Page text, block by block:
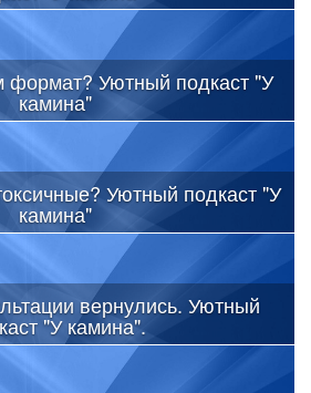
Уютный подкаст "У
камина"
Уютный подкаст "У
камина"
вернулись. Уютный
"У камина".